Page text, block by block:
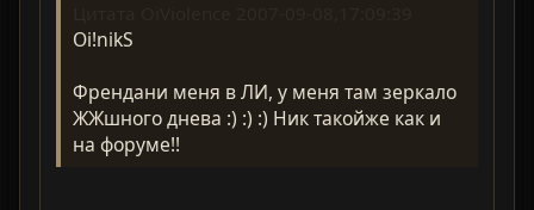
Oi!nikS
Френдани меня в ЛИ, у меня там зеркало
ЖЖшного днева :) :) :) Ник такойже как и
на форуме!!